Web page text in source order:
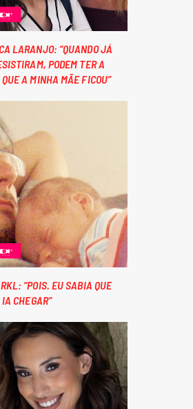
LARANJO: “QUANDO JÁ
PODEM TER A
A MINHA MÃE FICOU”
“POIS. EU SABIA QUE
CHEGAR”